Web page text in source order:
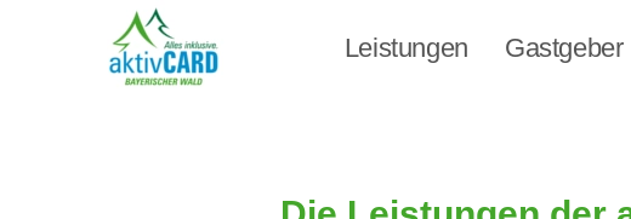
Leistungen Gastgeber